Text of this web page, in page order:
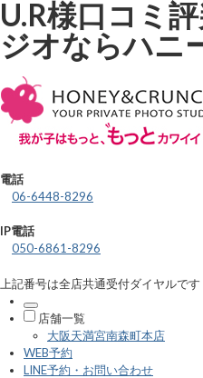
U.R様口コミ
ジオならハニ
電話
06-6448-8296
IP電話
050-6861-8296
上記番号は全店共通受付ダイヤルです
店舗一覧
大阪天満宮南森町本店
WEB予約
LINE予約・お問い合わせ